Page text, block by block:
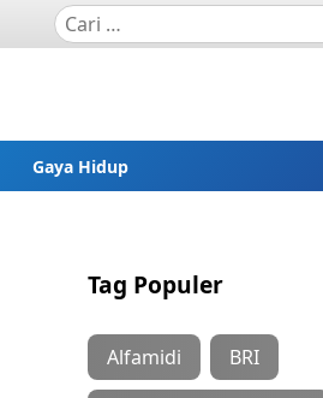
Gaya Hidup
Tag Populer
Alfamidi BRI